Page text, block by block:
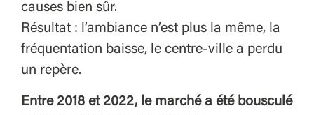
causes bien sûr.
Résultat : l’ambiance n’est plus la même, la
fréquentation baisse, le centre-ville a perdu
un repère.
Entre 2018 et 2022, le marché a été bousculé